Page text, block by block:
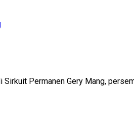
Permanen Gery Mang,